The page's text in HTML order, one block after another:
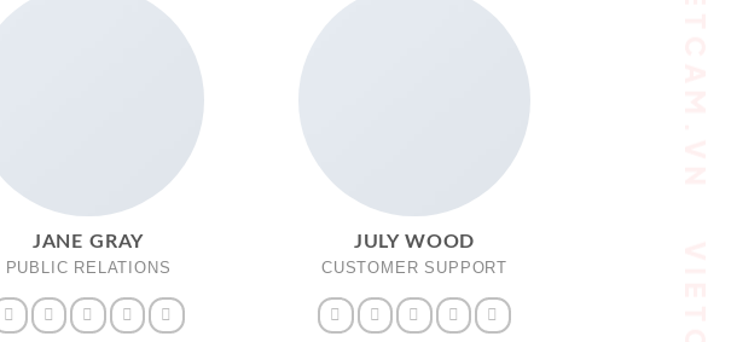
JANE GRAY
PUBLIC RELATIONS
JULY WOOD
CUSTOMER SUPPORT